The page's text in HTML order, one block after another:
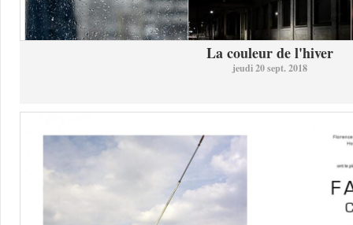
La couleur de l'hiver
jeudi 20 sept. 2018